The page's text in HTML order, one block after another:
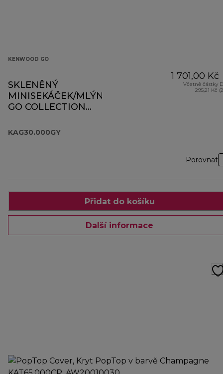
KENWOOD GO
SKLENĚNÝ
MINISEKÁČEK/MLÝNEK
GO COLLECTION
KAG30.000GY
1 701,00 Kč
Včetně částky
295,21 Kč
Porovnat
Přidat do košíku
Další informace